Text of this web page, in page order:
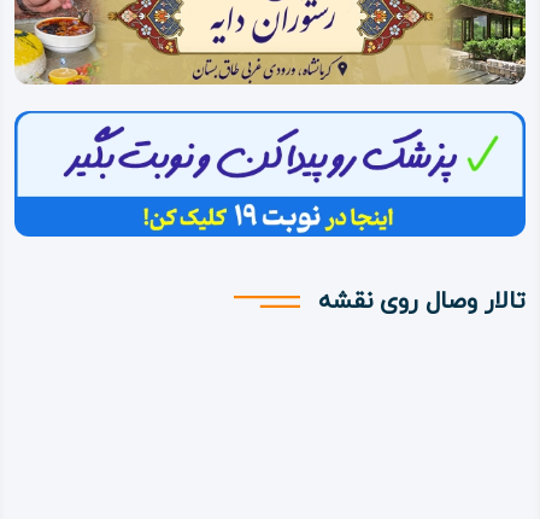
درباره
ما
تالار وصال روی نقشه